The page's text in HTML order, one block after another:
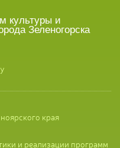
культуры и
Зеленогорска
края
и реализации программ